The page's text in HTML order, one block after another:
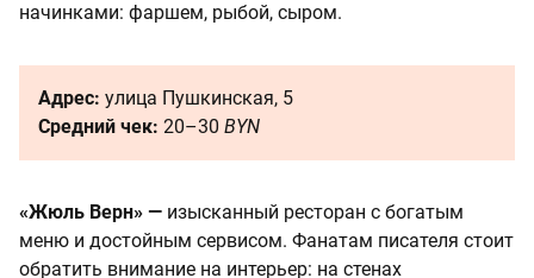
начинками: фаршем, рыбой, сыром.
Адрес: улица Пушкинская, 5
Средний чек: 20–30 BYN
«Жюль Верн» — изысканный ресторан с богатым
меню и достойным сервисом. Фанатам писателя стоит
обратить внимание на интерьер: на стенах